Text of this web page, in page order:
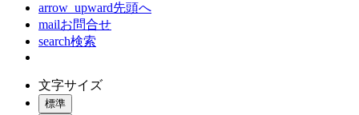
arrow_upward先頭へ
mailお問合せ
search検索
文字サイズ
標準